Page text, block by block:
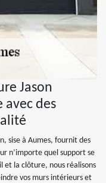
Jason
avec des
sise à Aumes, fournit des
n’importe quel support se
et la clôture, nous réalisons
vos murs intérieurs et